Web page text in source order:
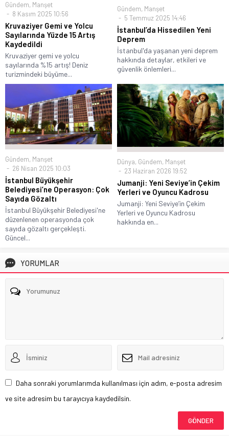
Gündem, Manşet
8 Kasım 2025 10:56
Kruvaziyer Gemi ve Yolcu
Sayılarında Yüzde 15 Artış
Kaydedildi
Kruvaziyer gemi ve yolcu
sayılarında %15 artış! Deniz
turizmindeki büyüme...
Gündem, Manşet
5 Temmuz 2025 14:46
İstanbul’da Hissedilen Yeni
Deprem
İstanbul'da yaşanan yeni deprem
hakkında detaylar, etkileri ve
güvenlik önlemleri...
Gündem, Manşet
26 Nisan 2025 10:03
İstanbul Büyükşehir
Belediyesi’ne Operasyon: Çok
Sayıda Gözaltı
İstanbul Büyükşehir Belediyesi'ne
düzenlenen operasyonda çok
sayıda gözaltı gerçekleşti.
Güncel...
Dünya, Gündem, Manşet
23 Haziran 2026 19:52
Jumanji: Yeni Seviye’in Çekim
Yerleri ve Oyuncu Kadrosu
Jumanji: Yeni Seviye’in Çekim
Yerleri ve Oyuncu Kadrosu
hakkında en...
YORUMLAR
Daha sonraki yorumlarımda kullanılması için adım, e-posta adresim
ve site adresim bu tarayıcıya kaydedilsin.